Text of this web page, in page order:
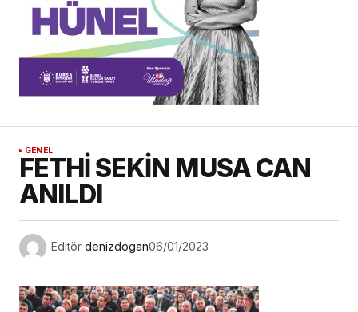
GENEL
FETHİ SEKİN MUSA CAN
ANILDI
Editör denizdogan06/01/2023